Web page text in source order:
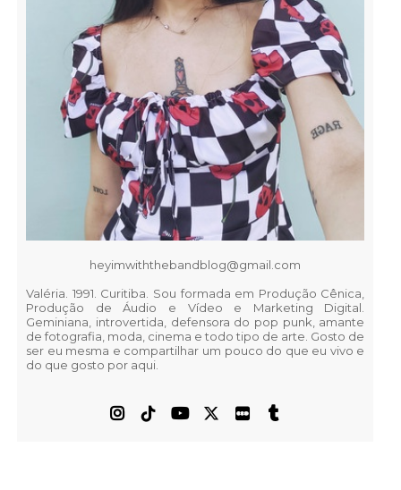
heyimwiththebandblog@gmail.com
Valéria. 1991. Curitiba. Sou formada em Produção Cênica,
Produção de Áudio e Vídeo e Marketing Digital.
Geminiana, introvertida, defensora do pop punk, amante
de fotografia, moda, cinema e todo tipo de arte. Gosto de
ser eu mesma e compartilhar um pouco do que eu vivo e
do que gosto por aqui.